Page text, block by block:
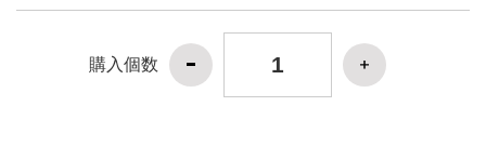
購入個数